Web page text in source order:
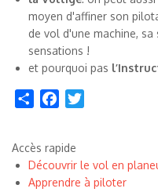
moyen d'affiner son
de vol d'une machine,
sensations !
et pourquoi pas
Share Facebook
Accès rapide
Découvrir le vol en
Apprendre à piloter